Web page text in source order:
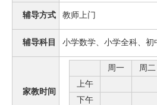
辅导方式 教师上门
辅导科目 小学数学、小学全科、
家教时间
周一 周二
上午
下午